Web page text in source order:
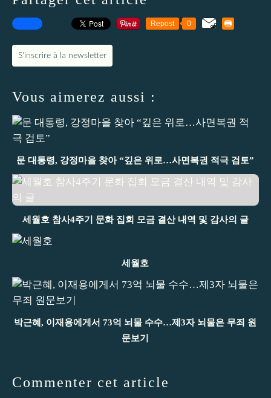
Repost 0
S'inscrire à la newsletter
Vous aimerez aussi :
문 대통령, 강정마을 찾아 “깊은 위로…사면복권 적극 검토”
세월호 참사4주기 문화 집회 모금 결산 내역 및 감사의 글
세월호
박근혜, 이재용에게서 73억 뇌물 수수…제3자 뇌물은 무죄 원
문보기
Commenter cet article